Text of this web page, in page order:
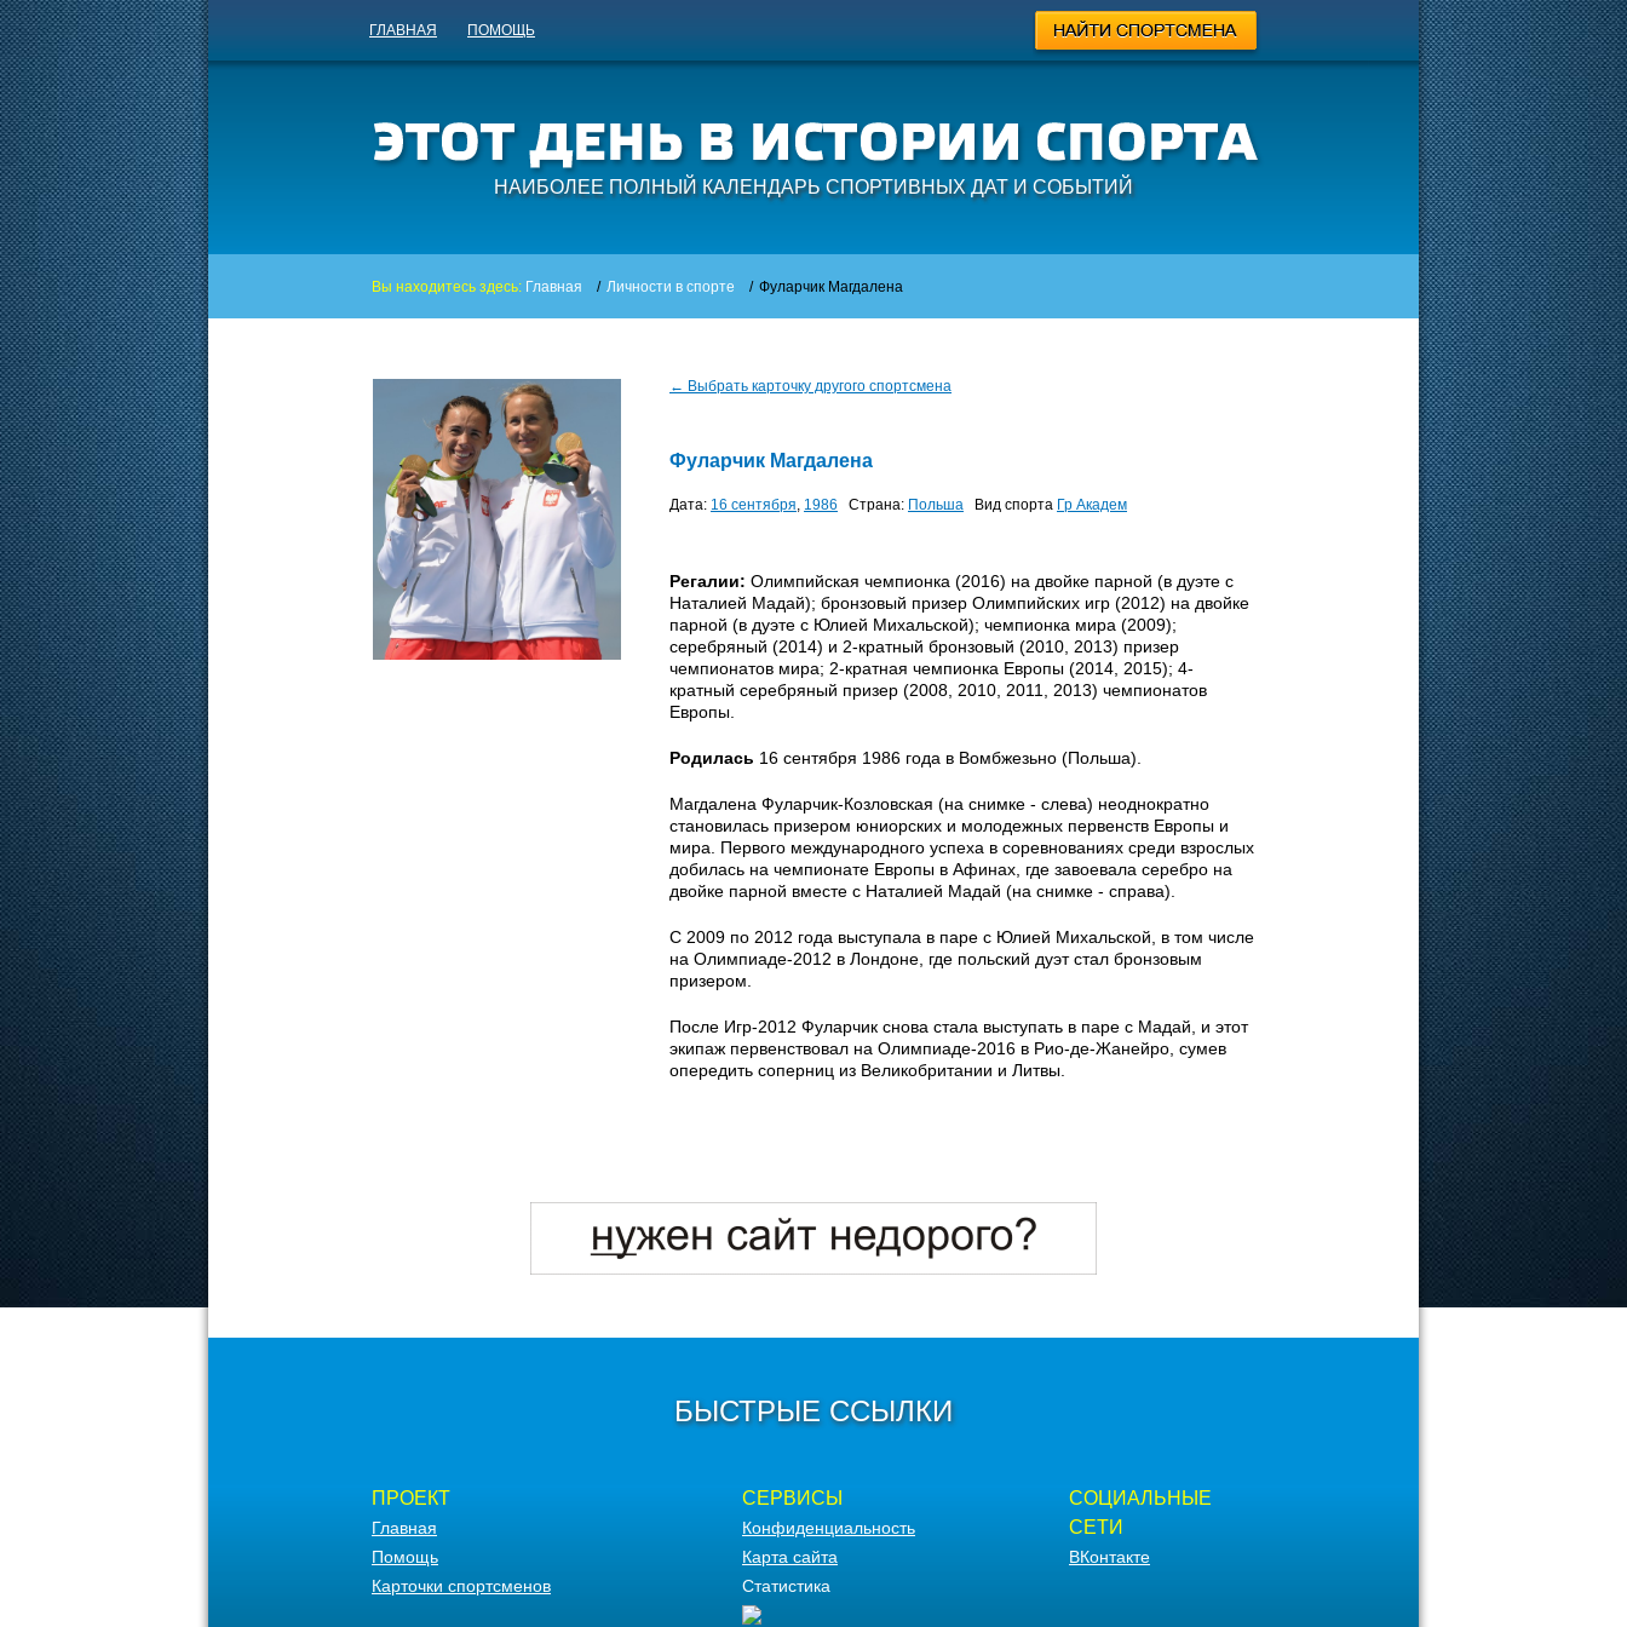
ГЛАВНАЯ ПОМОЩЬ
НАИБОЛЕЕ ПОЛНЫЙ КАЛЕНДАРЬ СПОРТИВНЫХ ДАТ И СОБЫТИЙ
Вы находитесь здесь: Главная / Личности в спорте / Фуларчик Магдалена
← Выбрать карточку другого спортсмена
Фуларчик Магдалена
Дата: 16 сентября, 1986 Страна: Польша Вид спорта Гр Академ
Регалии: Олимпийская чемпионка (2016) на двойке парной (в дуэте с
Наталией Мадай); бронзовый призер Олимпийских игр (2012) на двойке
парной (в дуэте с Юлией Михальской); чемпионка мира (2009);
серебряный (2014) и 2-кратный бронзовый (2010, 2013) призер
чемпионатов мира; 2-кратная чемпионка Европы (2014, 2015); 4-
кратный серебряный призер (2008, 2010, 2011, 2013) чемпионатов
Европы.
Родилась 16 сентября 1986 года в Вомбжезьно (Польша).
Магдалена Фуларчик-Козловская (на снимке - слева) неоднократно
становилась призером юниорских и молодежных первенств Европы и
мира. Первого международного успеха в соревнованиях среди взрослых
добилась на чемпионате Европы в Афинах, где завоевала серебро на
двойке парной вместе с Наталией Мадай (на снимке - справа).
С 2009 по 2012 года выступала в паре с Юлией Михальской, в том числе
на Олимпиаде-2012 в Лондоне, где польский дуэт стал бронзовым
призером.
После Игр-2012 Фуларчик снова стала выступать в паре с Мадай, и этот
экипаж первенствовал на Олимпиаде-2016 в Рио-де-Жанейро, сумев
опередить соперниц из Великобритании и Литвы.
БЫСТРЫЕ ССЫЛКИ
ПРОЕКТ
Главная
Помощь
Карточки спортсменов
СЕРВИСЫ
Конфиденциальность
Карта сайта
Статистика
СОЦИАЛЬНЫЕ
СЕТИ
ВКонтакте